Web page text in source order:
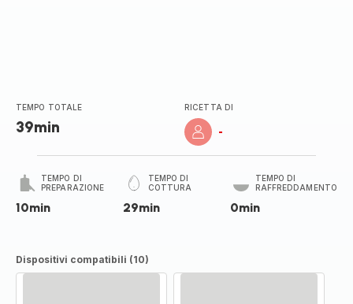
TEMPO TOTALE
39min
RICETTA DI
-
TEMPO DI
PREPARAZIONE
10min
TEMPO DI
COTTURA
29min
TEMPO DI
RAFFREDDAMENTO
0min
Dispositivi compatibili (10)